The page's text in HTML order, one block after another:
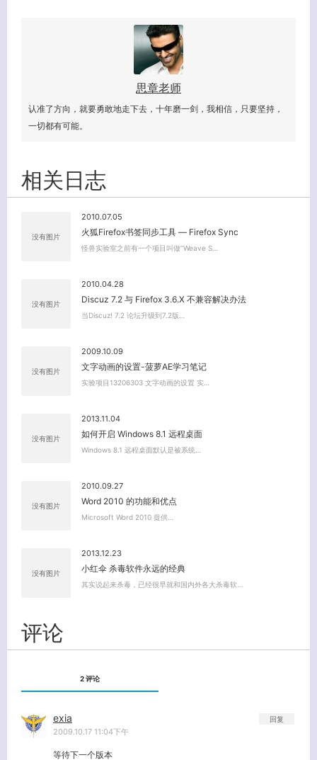
思章老师
认准了方向，就要勇敢地走下去，十年磨一剑，我相信，只要坚持，
一切都有可能。
相关日志
没有图片
2010.07.05
火狐Firefox书签同步工具 — Firefox Sync
怪兽实验室之前有一个项目叫做“Weave S…
没有图片
2010.04.28
Discuz 7.2 与 Firefox 3.6.X 不兼容解决办法
当Discuz! 7.2 论坛升级到7.2版…
没有图片
2009.10.09
文字动画的设置-菠萝AE学习笔记
实验项目13206303 文字动画的设置 实…
没有图片
2013.11.04
如何开启 Windows 8.1 远程桌面
Windows 8.1 远程桌面默认是被系统…
没有图片
2010.09.27
Word 2010 的功能和优点
Microsoft Word 2010 提供…
没有图片
2013.12.23
小红伞 杀毒软件永远的经典
其实说起来杀毒，已经很早就和国内外各大杀毒软…
评论
2 评论
exia
2009.10.17 11:04下午
等待下一个版本
回复
客服小美